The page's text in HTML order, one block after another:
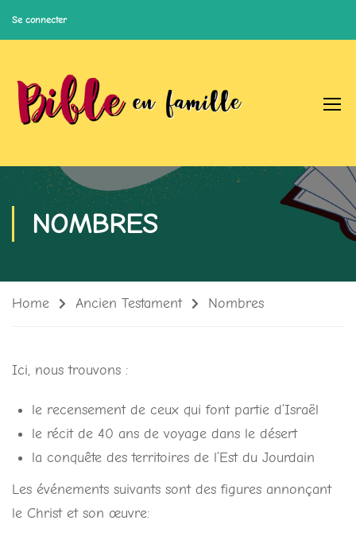
Se connecter
NOMBRES
Home Ancien Testament Nombres
Ici, nous trouvons :
le recensement de ceux qui font partie d’Israël
le récit de 40 ans de voyage dans le désert
la conquête des territoires de l’Est du Jourdain
Les événements suivants sont des figures annonçant
le Christ et son œuvre: